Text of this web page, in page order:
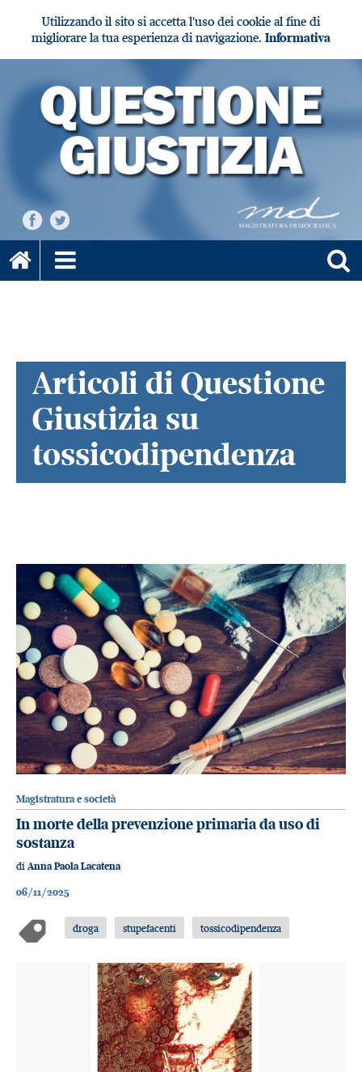
Utilizzando il sito si accetta l'uso dei cookie al fine di
migliorare la tua esperienza di navigazione. Informativa
Articoli di Questione
Giustizia su
tossicodipendenza
Magistratura e società
In morte della prevenzione primaria da uso di
sostanza
di Anna Paola Lacatena
06/11/2025
droga stupefacenti tossicodipendenza